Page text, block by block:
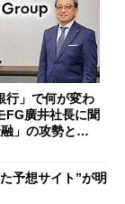
行」で何が変わ
廣井社長に聞
」の攻勢とグ
予想サイト”が明